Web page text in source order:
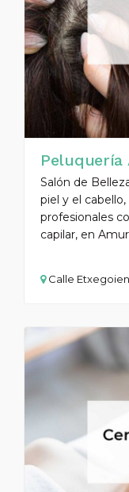
Peluquería
Salón de
piel y el
profesionales
capilar, en
Calle